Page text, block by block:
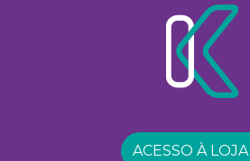
ACESSO À LOJA